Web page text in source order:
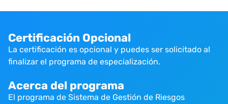
Certificación Opcional
La certificación es opcional y puedes ser solicitado al
finalizar el programa de especialización.
Acerca del programa
El programa de Sistema de Gestión de Riesgos